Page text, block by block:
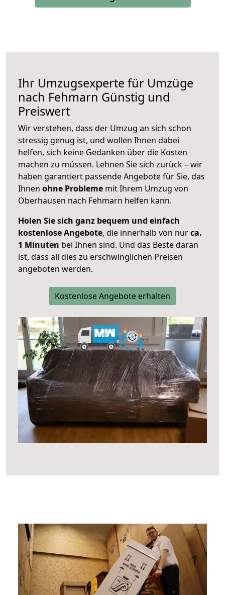
Ihr Umzugsexperte für Umzüge
nach Fehmarn Günstig und
Preiswert
Wir verstehen, dass der Umzug an sich schon
stressig genug ist, und wollen Ihnen dabei
helfen, sich keine Gedanken über die Kosten
machen zu müssen. Lehnen Sie sich zurück – wir
haben garantiert passende Angebote für Sie, das
Ihnen ohne Probleme mit Ihrem Umzug von
Oberhausen nach Fehmarn helfen kann.
Holen Sie sich ganz bequem und einfach
kostenlose Angebote, die innerhalb von nurca.
1 Minuten bei Ihnen sind. Und das Beste daran
ist, dass all dies zu erschwinglichen Preisen
angeboten werden.
Kostenlose Angebote erhalten